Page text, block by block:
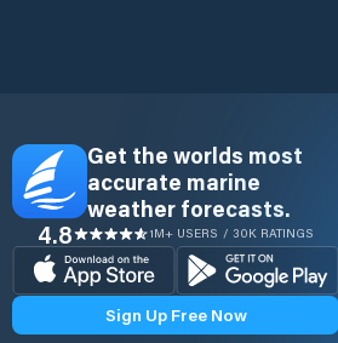
Get the worlds most
accurate marine
weather forecasts.
4.8 1M+ USERS / 30K RATINGS
Sign Up Free Now